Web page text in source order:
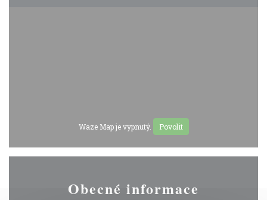
Waze Map je vypnutý. Povolit
Obecné informace